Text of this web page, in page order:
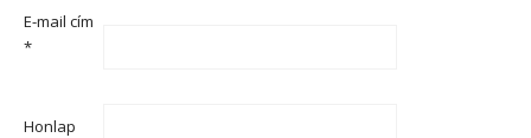
E-mail cím
*
Honlap